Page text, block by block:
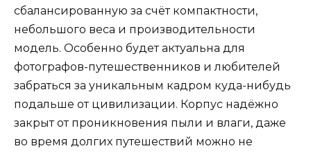
сбалансированную за счёт компактности,
небольшого веса и производительности
модель. Особенно будет актуальна для
фотографов-путешественников и любителей
забраться за уникальным кадром куда-нибудь
подальше от цивилизации. Корпус надёжно
закрыт от проникновения пыли и влаги, даже
во время долгих путешествий можно не